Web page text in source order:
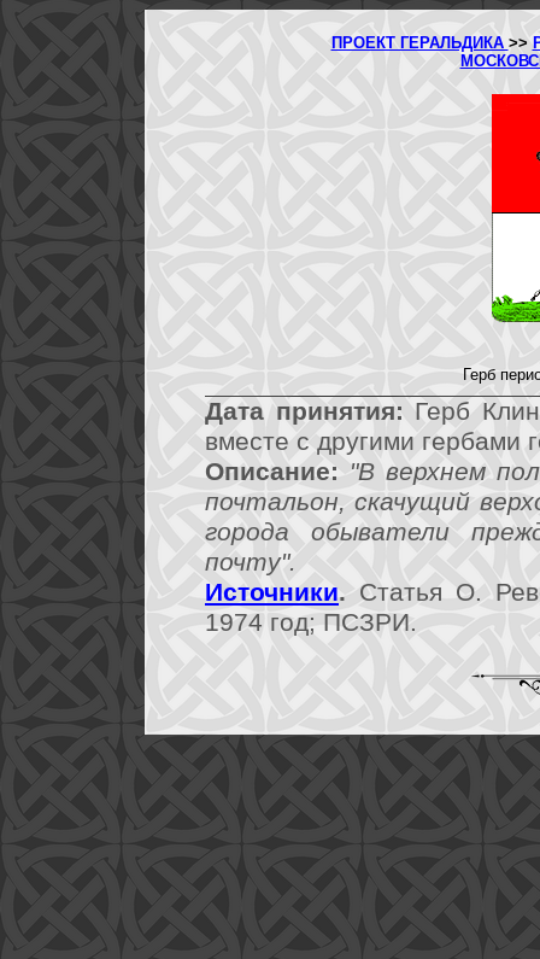
ПРОЕКТ ГЕРАЛЬДИКА >>
Герб
Дата принятия: Герб
вместе с другими гербами
Описание: "В верхнем
почтальон, скачущий
города обыватели
почту".
Источники. Статья О.
1974 год; ПСЗРИ.